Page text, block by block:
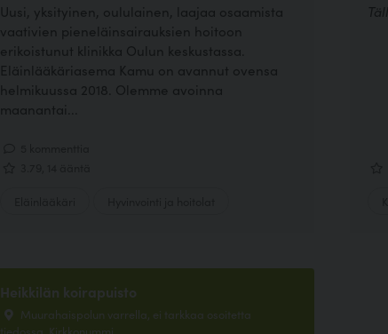
Uusi, yksityinen, oululainen, laajaa osaamista
vaativien pieneläinsairauksien hoitoon
erikoistunut klinikka Oulun keskustassa.
Eläinlääkäriasema Kamu on avannut ovensa
helmikuussa 2018. Olemme avoinna
maanantai...
Heikkilän koirapuisto
Muurahaispolun varrella, ei tarkkaa osoitetta
tiedossa, Kirkkonummi